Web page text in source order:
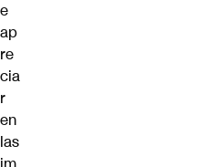
e
ap
re
cia
r
en
las